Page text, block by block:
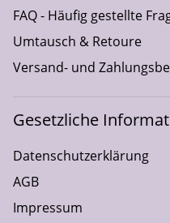
FAQ - Häufig gestellte
Umtausch & Retoure
Versand- und
Gesetzliche
Datenschutzerklärung
AGB
Impressum